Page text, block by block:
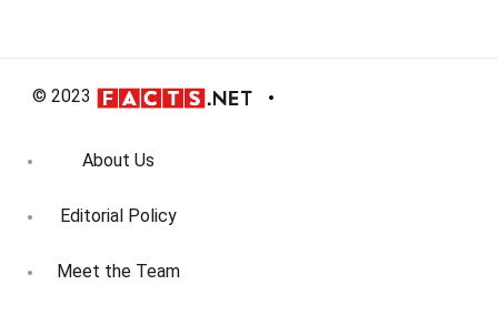
© 2023
About Us
Editorial Policy
Meet the Team